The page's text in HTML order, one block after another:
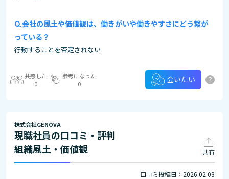
会社の風土や価値観は、働きがいや働きやすさにどう繋が
っている？
行動することを否定されない
共感した
0
参考になった
0
会いたい ?
株式会社GENOVA
現職社員の口コミ・評判
組織風土・価値観
共有
口コミ投稿日：2026.02.03